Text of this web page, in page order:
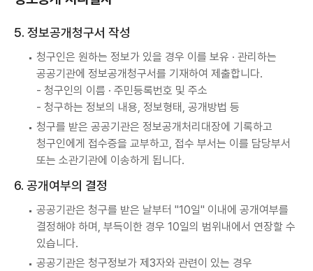
5. 정보공개청구서 작성
청구인은 원하는 정보가 있을 경우 이를 보유 · 관리하는
공공기관에 정보공개청구서를 기재하여 제출합니다.
- 청구인의 이름 · 주민등록번호 및 주소
- 청구하는 정보의 내용, 정보형태, 공개방법 등
청구를 받은 공공기관은 정보공개처리대장에 기록하고
청구인에게 접수증을 교부하고, 접수 부서는 이를 담당부서
또는 소관기관에 이송하게 됩니다.
6. 공개여부의 결정
공공기관은 청구를 받은 날부터 "10일" 이내에 공개여부를
결정해야 하며, 부득이한 경우 10일의 범위내에서 연장할 수
있습니다.
공공기관은 청구정보가 제3자와 관련이 있는 경우